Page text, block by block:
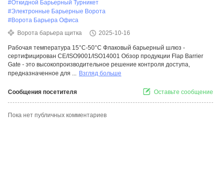
#Откидной Барьерный Турникет
#Электронные Барьерные Ворота
#Ворота Барьера Офиса
Ворота барьера щитка
2025-10-16
Рабочая температура 15°C-50°C Флаковый барьерный шлюз -
сертифицирован CE/ISO9001/ISO14001 Обзор продукции Flap Barrier
Gate - это высокопроизводительное решение контроля доступа,
предназначенное для ... Взгляд больше
Сообщения посетителя Оставьте сообщение
Пока нет публичных комментариев